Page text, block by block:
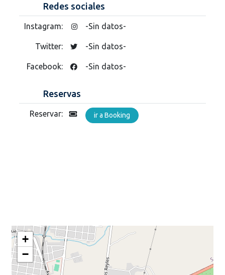
Redes sociales
Instagram: -Sin datos-
Twitter: -Sin datos-
Facebook: -Sin datos-
Reservas
Reservar: ir a Booking
+
−